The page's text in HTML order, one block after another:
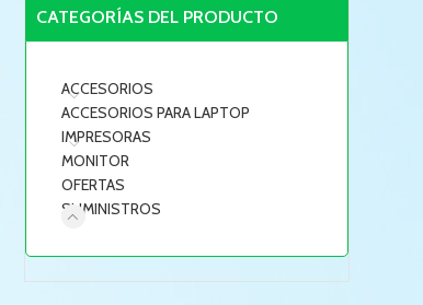
CATEGORÍAS DEL PRODUCTO
ACCESORIOS
ACCESORIOS PARA LAPTOP
IMPRESORAS
MONITOR
OFERTAS
SUMINISTROS